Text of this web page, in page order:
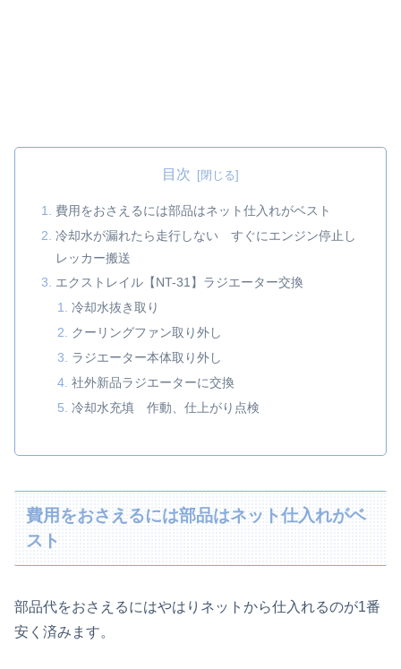
目次
費用をおさえるには部品はネット仕入れがベスト
冷却水が漏れたら走行しない すぐにエンジン停止し
レッカー搬送
エクストレイル【NT-31】ラジエーター交換
冷却水抜き取り
クーリングファン取り外し
ラジエーター本体取り外し
社外新品ラジエーターに交換
冷却水充填 作動、仕上がり点検
費用をおさえるには部品はネット仕入れがベ
スト
部品代をおさえるにはやはりネットから仕入れるのが1番
安く済みます。